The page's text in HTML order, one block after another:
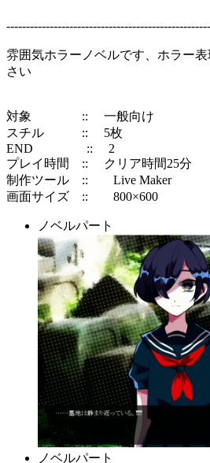
雰囲気ホラーノベルです、ホラー
さい
対象 :: 一般向け
スチル :: 5枚
END :: 2
プレイ時間 :: クリア時間25分
制作ツール :: Live Maker
画面サイズ :: 800×600
ノベルパート
ノベルパート